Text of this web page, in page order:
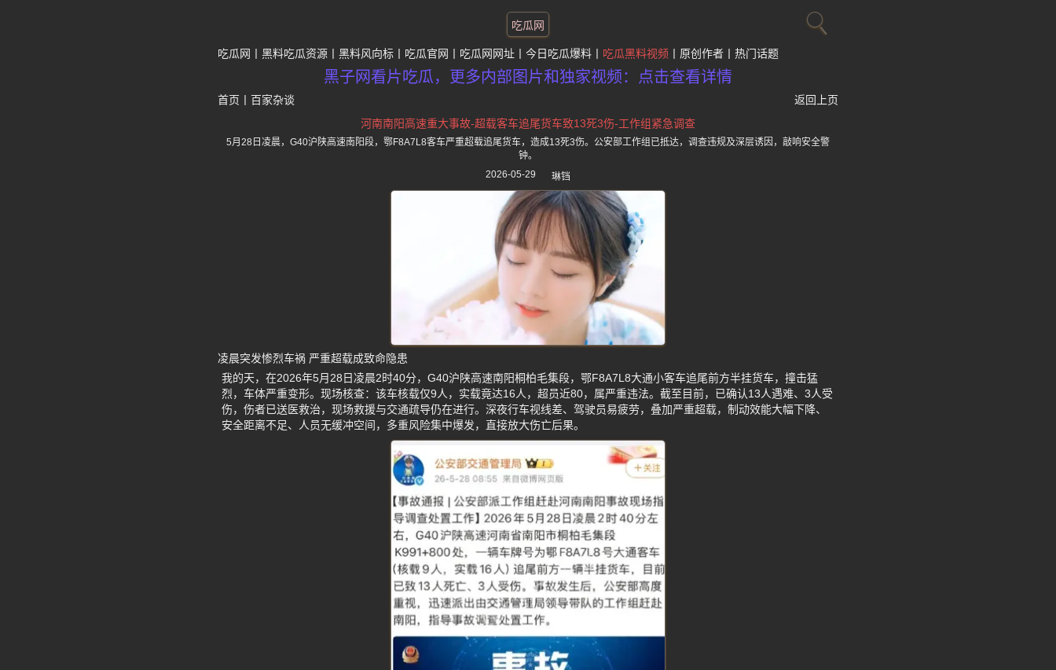
吃瓜网
吃瓜网 黑料吃瓜资源 黑料风向标 吃瓜官网 吃瓜网网址 今日吃瓜爆料 吃瓜黑料视频 原创作者 热门话题
黑子网看片吃瓜，更多内部图片和独家视频：点击查看详情
首页 百家杂谈
返回上页
河南南阳高速重大事故-超载客车追尾货车致13死3伤-工作组紧急调查
5月28日凌晨，G40沪陕高速南阳段，鄂F8A7L8客车严重超载追尾货车，造成13死3伤。公安部工作组已抵达，调查违规及深层诱因，敲响安全警
钟。
2026-05-29
琳铛
凌晨突发惨烈车祸 严重超载成致命隐患
我的天，在2026年5月28日凌晨2时40分，G40沪陕高速南阳桐柏毛集段，鄂F8A7L8大通小客车追尾前方半挂货车，撞击猛
烈，车体严重变形。现场核查：该车核载仅9人，实载竟达16人，超员近80，属严重违法。截至目前，已确认13人遇难、3人受
伤，伤者已送医救治，现场救援与交通疏导仍在进行。深夜行车视线差、驾驶员易疲劳，叠加严重超载，制动效能大幅下降、
安全距离不足、人员无缓冲空间，多重风险集中爆发，直接放大伤亡后果。